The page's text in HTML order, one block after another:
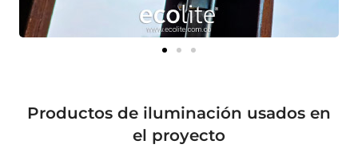
Productos de iluminación usados en
el proyecto